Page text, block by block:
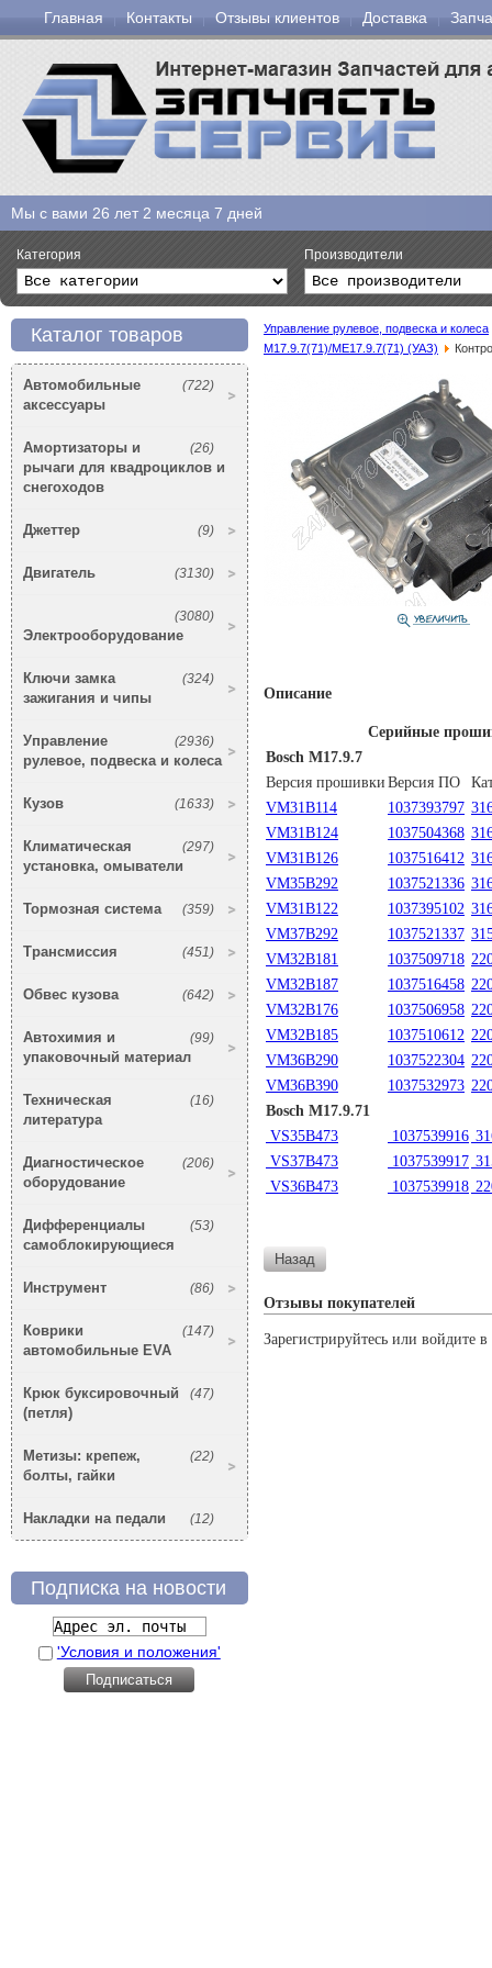
Главная Контакты Отзывы клиентов Доставка
Мы с вами 26 лет 2 месяца 7 дней
Категория Производители
Каталог товаров
(722)
Автомобильные
аксессуары
(26)
Амортизаторы и
рычаги для квадроциклов и
снегоходов
(9)
Джеттер
(3130)
Двигатель
(3080)
Электрооборудование
(324)
Ключи замка
зажигания и чипы
(2936)
Управление
рулевое, подвеска и колеса
(1633)
Кузов
(297)
Климатическая
установка, омыватели
(359)
Тормозная система
(451)
Трансмиссия
(642)
Обвес кузова
(99)
Автохимия и
упаковочный материал
(16)
Техническая
литература
(206)
Диагностическое
оборудование
(53)
Дифференциалы
самоблокирующиеся
(86)
Инструмент
(147)
Коврики
автомобильные EVA
(47)
Крюк буксировочный
(петля)
(22)
Метизы: крепеж,
болты, гайки
(12)
Накладки на педали
Подписка на новости
'Условия и положения'
Управление рулевое, подвеска и колеса
M17.9.7(71)/ME17.9.7(71) (УАЗ)
Описание
Серийные
Bosch M17.9.7
Версия прошивки Версия ПО
VM31B114
1037393797
VM31B124
1037504368
VM31B126
1037516412
VM35B292
1037521336
VM31B122
1037395102
VM37B292
1037521337
VM32B181
1037509718
VM32B187
1037516458
VM32B176
1037506958
VM32B185
1037510612
VM36B290
1037522304
VM36B390
1037532973
Bosch M17.9.71
VS35B473
1037539916
VS37B473
1037539917
VS36B473
1037539918
Отзывы покупателей
Зарегистрируйтесь или войдите